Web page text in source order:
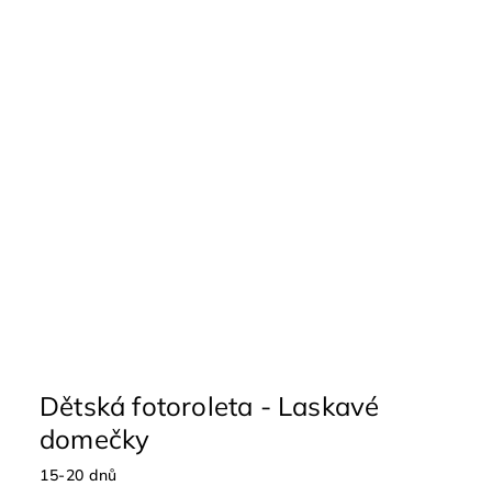
Dětská fotoroleta - Laskavé
domečky
15-20 dnů